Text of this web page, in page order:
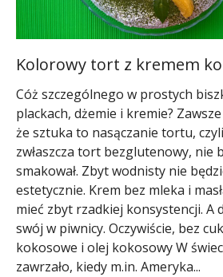
Kolorowy tort z kremem
Cóż szczególnego w prostych
plackach, dżemie i kremie? Zawsze
że sztuka to nasączanie tortu,
zwłaszcza tort bezglutenowy, nie
smakował. Zbyt wodnisty nie
estetycznie. Krem bez mleka i
mieć zbyt rzadkiej konsystencji. A
swój w piwnicy. Oczywiście, bez
kokosowe i olej kokosowy W
zawrzało, kiedy m.in. Ameryka...